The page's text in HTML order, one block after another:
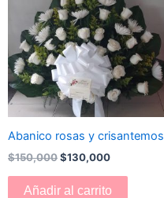
Abanico rosas y crisantemos
$150,000
era:
$150,000.
$130,000
es:
$130,000.
Añadir al carrito